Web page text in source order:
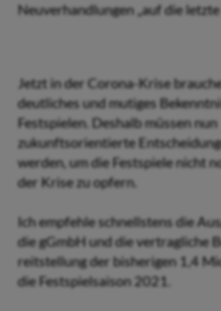
Neuverhandlungen „auf die letzte
Jetzt in der Corona-Krise
deutliches und mutiges
Festspielen. Deshalb müssen nun
zukunftsorientierte
werden, um die Festspiele nicht
der Krise zu opfern.
Ich empfehle schnellstens die
die gGmbH und die vertragliche
reitstellung der bisherigen 1,4
die Festspielsaison 2021.